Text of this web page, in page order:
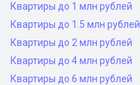
Квартиры до 1 млн рублей
Квартиры до 1.5 млн рублей
Квартиры до 2 млн рублей
Квартиры до 4 млн рублей
Квартиры до 6 млн рублей